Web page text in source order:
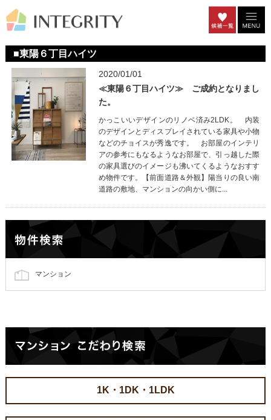
■東陽６丁目ハイツ
2020/01/01
≪東陽６丁目ハイツ≫ ご成約となりまし
た。
かっこいいデザインのリノベ済み2LDK。 内装
のデザインとディスプレイされている家具や小物
などのチョイスが秀逸です。 お部屋のインテリ
アの参考にもなるようなお部屋で、引っ越した際
の家具選びのイメージも沸いてくるようなおすす
め物件です。【前面道路＆外観】陽当りの良い南
道路の敷地、マンションの向かい側に...
マンション
1K・1DK・1LDK